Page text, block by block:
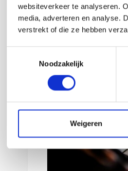
websiteverkeer te analyseren.
media, adverteren en analyse.
verstrekt of die ze hebben
Noodzakelijk
Weigeren